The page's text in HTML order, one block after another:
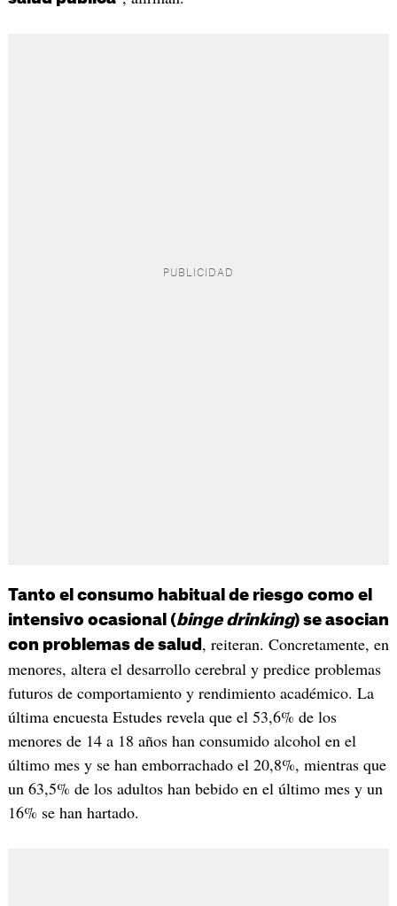
Tanto el consumo habitual de riesgo como el
intensivo ocasional (binge drinking) se asocian
con problemas de salud , reiteran. Concretamente, en
menores, altera el desarrollo cerebral y predice problemas
futuros de comportamiento y rendimiento académico. La
última encuesta Estudes revela que el 53,6% de los
menores de 14 a 18 años han consumido alcohol en el
último mes y se han emborrachado el 20,8%, mientras que
un 63,5% de los adultos han bebido en el último mes y un
16% se han hartado.